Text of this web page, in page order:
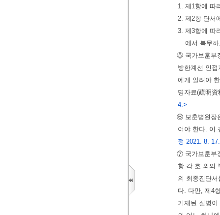
1. 제1항에 따
2. 제2항 단서
3. 제3항에 따
에서 복무
⑤ 국가보훈부
방한계선 인
에게 알려야
명자료(疏明
4.>
⑥ 보훈병원장
여야 한다. 이
정 2021. 8.
⑦ 국가보훈부
항 각 호 외의
의 최종진단
다. 다만, 제4
기재된 질병이